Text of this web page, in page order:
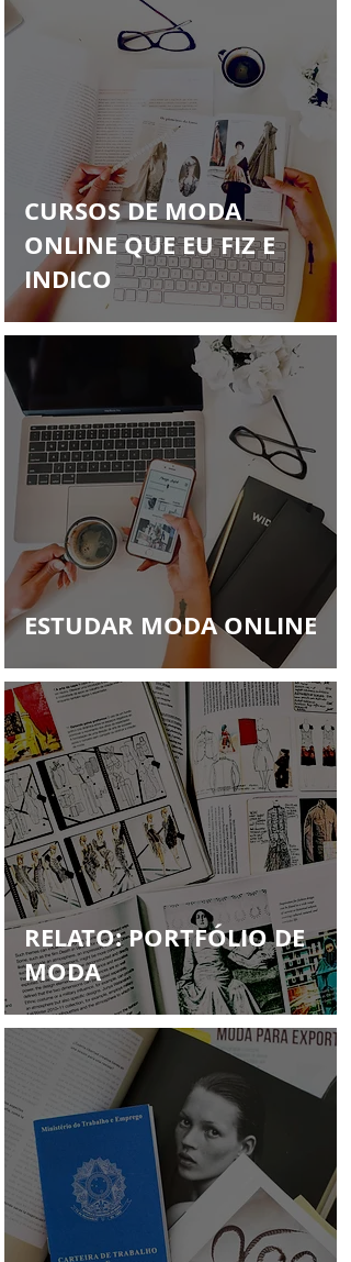
CURSOS DE MODA
ONLINE QUE EU FIZ E
INDICO
ESTUDAR MODA ONLINE
RELATO: PORTFÓLIO DE
MODA